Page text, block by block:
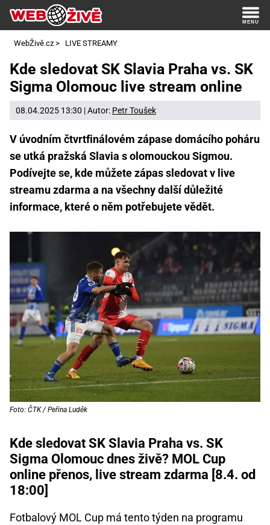
WebŽivě.cz > LIVE STREAMY
Kde sledovat SK Slavia Praha vs. SK
Sigma Olomouc live stream online
08.04.2025 13:30 | Autor: Petr Toušek
V úvodním čtvrtfinálovém zápase domácího poháru
se utká pražská Slavia s olomouckou Sigmou.
Podívejte se, kde můžete zápas sledovat v live
streamu zdarma a na všechny další důležité
informace, které o něm potřebujete vědět.
Foto: ČTK / Peřina Luděk
Kde sledovat SK Slavia Praha vs. SK
Sigma Olomouc dnes živě? MOL Cup
online přenos, live stream zdarma [8.4. od
18:00]
Fotbalový MOL Cup má tento týden na programu